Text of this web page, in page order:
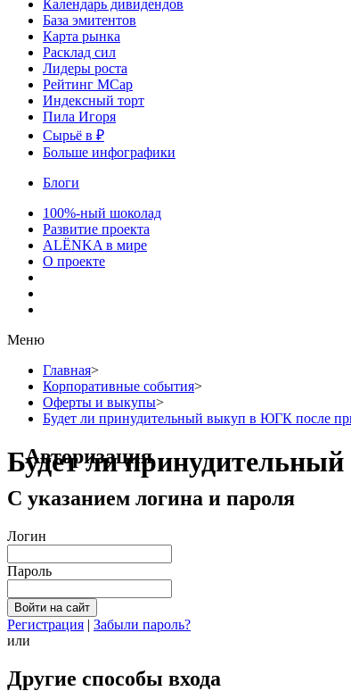
Календарь дивидендов
База эмитентов
Карта рынка
Расклад сил
Лидеры роста
Рейтинг MCap
Индексный торт
Пила Игоря
Сырьё в ₽
Больше инфографики
Блоги
100%-ный шоколад
Развитие проекта
ALЁNKA в мире
О проекте
Меню
Главная>
Корпоративные события>
Оферты и выкупы>
Будет ли принудительный выкуп в ЮГК после
Будет ли
Авторизация
С указанием логина и пароля
Логин
Пароль
Регистрация | Забыли пароль?
или
Другие способы входа